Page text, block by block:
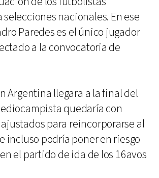
selecciones nacionales. En ese
Paredes es el único jugador
a la convocatoria de
Argentina llegara a la final del
quedaría con
para reincorporarse al
incluso podría poner en riesgo
el partido de ida de los 16avos